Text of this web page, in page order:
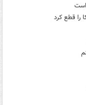
است
را قطع کرد